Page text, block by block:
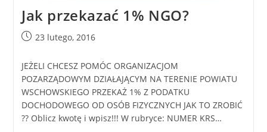
Jak przekazać 1% NGO?
23 lutego, 2016
JEŻELI CHCESZ POMÓC ORGANIZACJOM
POZARZĄDOWYM DZIAŁAJĄCYM NA TERENIE POWIATU
WSCHOWSKIEGO PRZEKAŻ 1% Z PODATKU
DOCHODOWEGO OD OSÓB FIZYCZNYCH JAK TO ZROBIĆ
?? Oblicz kwotę i wpisz!!! W rubryce: NUMER KRS…